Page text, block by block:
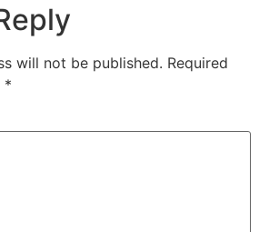
will not be published. Required
*